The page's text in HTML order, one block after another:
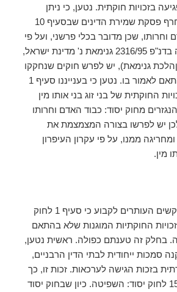
בזכויות חוקתית. נטען, כי ניתן
להשתמש בסעד זה חרף פסקת שמירת הדינים שבסעיף 10
וחרותו, שכן מדובר בכלי פרשני, ועל פי
פסיקת בית משפט זה בדנ"פ 2316/95 גנימאת נ' מדינת ישראל,
589 (להלןהלכת גנימאת), יש לפרש חוקים שנחקקו
קודם לחוק היסוד בהתאם לאמור בו. נטען כי בענייננו סעיף 1
החוקתית של בני זוג בני אותו מין
מחוק יסוד: כבוד האדם וחרותו
יש לפרשו בצורה המצמצמת את
ממנו, על פי עקרון העיפרון
מין.
ח. לחלופין מבקשים העותרים לקבוע כי סעיף 1 לחוק
החוקתיות המוגנות שלא בהתאם
בחלק זה טענתם כפולה. ראשית נטען,
המקנה סמכות ייחודית לבתי הדין הרבניים,
בזכות הגישה לערכאות. זכות זו, כך
נטען, נובעת מסעיף 15 לחוק יסוד: השפיטה. כיון שבחוק יסוד